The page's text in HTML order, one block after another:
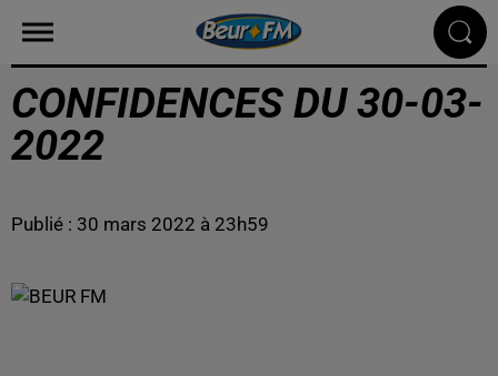
CONFIDENCES DU 30-03-
2022
Publié : 30 mars 2022 à 23h59